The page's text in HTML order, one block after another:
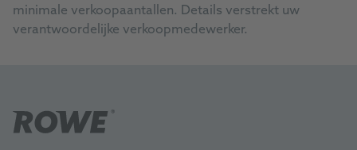
minimale verkoopaantallen. Details verstrekt uw
verantwoordelijke verkoopmedewerker.